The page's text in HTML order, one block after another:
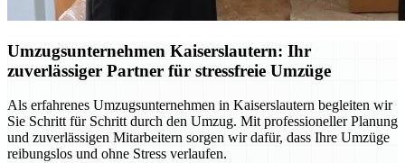
Umzugsunternehmen Kaiserslautern: Ihr
zuverlässiger Partner für stressfreie Umzüge
Als erfahrenes Umzugsunternehmen in Kaiserslautern begleiten wir
Sie Schritt für Schritt durch den Umzug. Mit professioneller Planung
und zuverlässigen Mitarbeitern sorgen wir dafür, dass Ihre Umzüge
reibungslos und ohne Stress verlaufen.